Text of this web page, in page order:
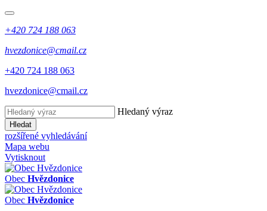
+420 724 188 063
hvezdonice@cmail.cz
+420 724 188 063
hvezdonice@cmail.cz
Hledaný výraz
Hledat
rozšířené vyhledávání
Mapa webu
Vytisknout
Obec Hvězdonice
Obec Hvězdonice